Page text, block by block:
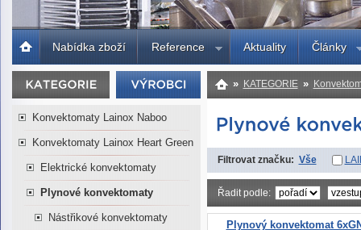
strana
Nabídka zboží Reference Aktuality Články
Konvektomaty Lainox Naboo
Konvektomaty Lainox Heart Green
Elektrické konvektomaty
Plynové konvektomaty
Nástřikové konvektomaty
» KATEGORIE »
Filtrovat značku: Vše
Řadit podle:
Plynový konvektomat